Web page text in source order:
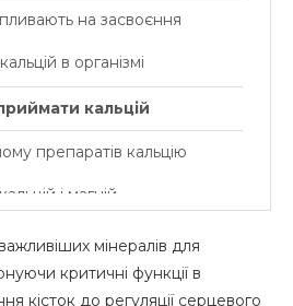
на засвоєння
в організмі
кальцій
препаратів кальцію
і магній
для чого
що показує
мінералів для
критичні функції в
кісток до регуляції серцевого